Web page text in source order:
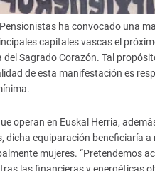
ha convocado una
capitales vascas el
Sagrado Corazón. Tal
de esta manifestación es
operan en Euskal Herria,
dicha equiparación beneficiaría
mujeres. “Pretendemos